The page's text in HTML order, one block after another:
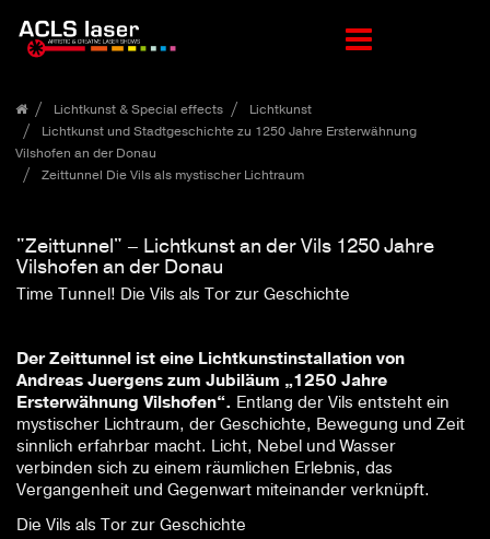
Zum
Inhalt
springen
Lichtkunst & Special effects
Lichtkunst
Lichtkunst und Stadtgeschichte zu 1250 Jahre Ersterwähnung
Vilshofen an der Donau
Zeittunnel Die Vils als mystischer Lichtraum
"Zeittunnel" – Lichtkunst an der Vils 1250 Jahre
Vilshofen an der Donau
Time Tunnel! Die Vils als Tor zur Geschichte
Der Zeittunnel ist eine Lichtkunstinstallation von
Andreas Juergens zum Jubiläum „1250 Jahre
Ersterwähnung Vilshofen“. Entlang der Vils entsteht ein
mystischer Lichtraum, der Geschichte, Bewegung und Zeit
sinnlich erfahrbar macht. Licht, Nebel und Wasser
verbinden sich zu einem räumlichen Erlebnis, das
Vergangenheit und Gegenwart miteinander verknüpft.
Die Vils als Tor zur Geschichte